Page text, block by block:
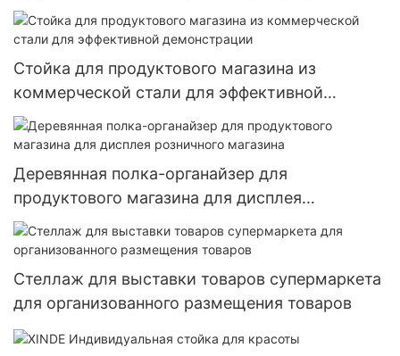
Стойка для продуктового магазина из
коммерческой стали для эффективной
демонстрации
Деревянная полка-органайзер для
продуктового магазина для дисплея
розничного магазина
Стеллаж для выставки товаров супермаркета
для организованного размещения товаров